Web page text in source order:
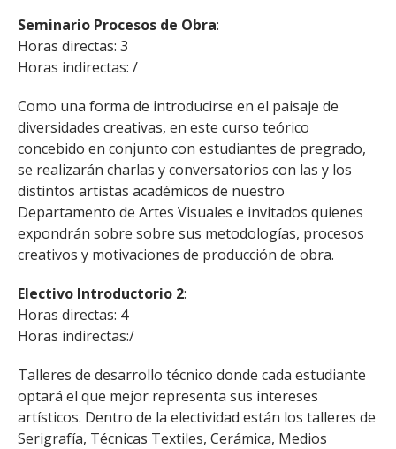
Seminario Procesos de Obra:
Horas directas: 3
Horas indirectas: /
Como una forma de introducirse en el paisaje de
diversidades creativas, en este curso teórico
concebido en conjunto con estudiantes de pregrado,
se realizarán charlas y conversatorios con las y los
distintos artistas académicos de nuestro
Departamento de Artes Visuales e invitados quienes
expondrán sobre sobre sus metodologías, procesos
creativos y motivaciones de producción de obra.
Electivo Introductorio 2:
Horas directas: 4
Horas indirectas:/
Talleres de desarrollo técnico donde cada estudiante
optará el que mejor representa sus intereses
artísticos. Dentro de la electividad están los talleres de
Serigrafía, Técnicas Textiles, Cerámica, Medios